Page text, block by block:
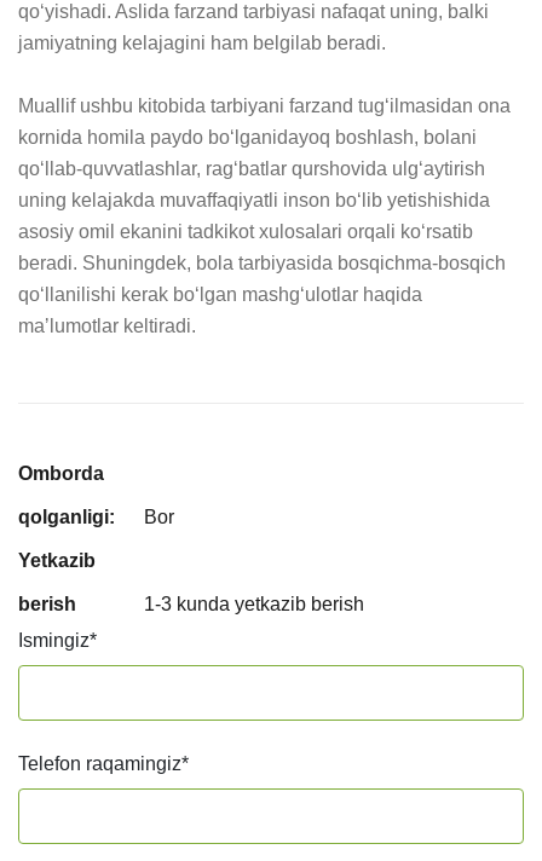
qo‘yishadi. Aslida farzand tarbiyasi nafaqat uning, balki
jamiyatning kelajagini ham belgilab beradi.
Muallif ushbu kitobida tarbiyani farzand tug‘ilmasidan ona
kornida homila paydo bo‘lganidayoq boshlash, bolani
qo‘llab-quvvatlashlar, rag‘batlar qurshovida ulg‘aytirish
uning kelajakda muvaffaqiyatli inson bo‘lib yetishishida
asosiy omil ekanini tadkikot xulosalari orqali ko‘rsatib
beradi. Shuningdek, bola tarbiyasida bosqichma-bosqich
qo‘llanilishi kerak bo‘lgan mashg‘ulotlar haqida
maʼlumotlar keltiradi.
Omborda
qolganligi: Bor
Yetkazib
berish
1-3 kunda yetkazib berish
Ismingiz*
Telefon raqamingiz*